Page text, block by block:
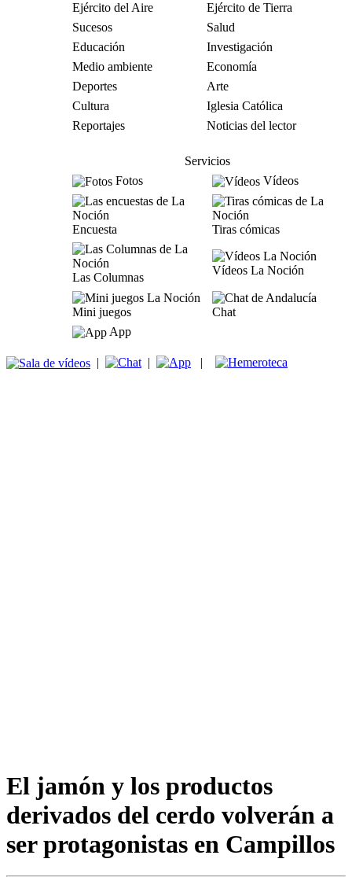
Ejército del Aire
Ejército de Tierra
Sucesos
Salud
Educación
Investigación
Medio ambiente
Economía
Deportes
Arte
Cultura
Iglesia Católica
Reportajes
Noticias del lector
Servicios
Fotos
Vídeos
Encuesta Tiras cómicas
Las Columnas
Vídeos La Noción
Mini juegos
Chat
App
| | |
El jamón y los productos
derivados del cerdo volverán a
ser protagonistas en Campillos